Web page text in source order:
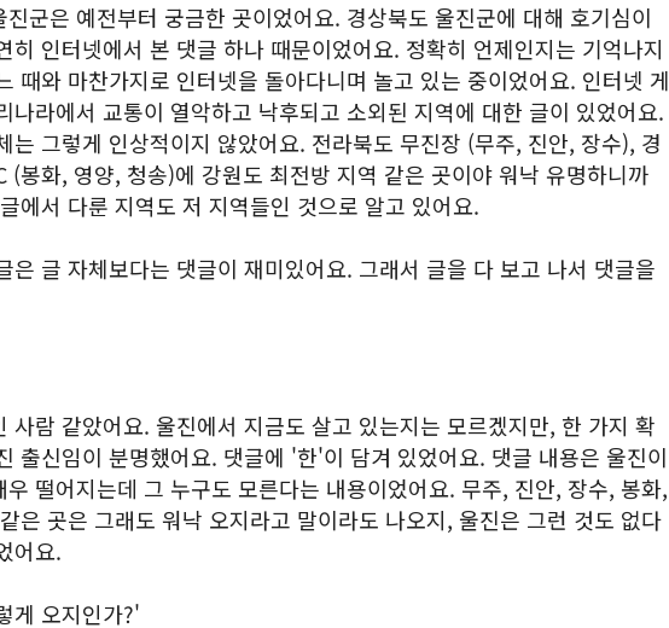
진군은 예전부터 궁금한 곳이었어요. 경상북도 울진군에 대해 호기심이
히 인터넷에서 본 댓글 하나 때문이었어요. 정확히 언제인지는 기억나지
때와 마찬가지로 인터넷을 돌아다니며 놀고 있는 중이었어요. 인터넷 게
나라에서 교통이 열악하고 낙후되고 소외된 지역에 대한 글이 있었어요.
는 그렇게 인상적이지 않았어요. 전라북도 무진장 (무주, 진안, 장수), 경
(봉화, 영양, 청송)에 강원도 최전방 지역 같은 곳이야 워낙 유명하니까
에서 다룬 지역도 저 지역들인 것으로 알고 있어요.
은 글 자체보다는 댓글이 재미있어요. 그래서 글을 다 보고 나서 댓글을
사람 같았어요. 울진에서 지금도 살고 있는지는 모르겠지만, 한 가지 확
출신임이 분명했어요. 댓글에 '한'이 담겨 있었어요. 댓글 내용은 울진이
우 떨어지는데 그 누구도 모른다는 내용이었어요. 무주, 진안, 장수, 봉화,
은 곳은 그래도 워낙 오지라고 말이라도 나오지, 울진은 그런 것도 없다
어요.
게 오지인가?'